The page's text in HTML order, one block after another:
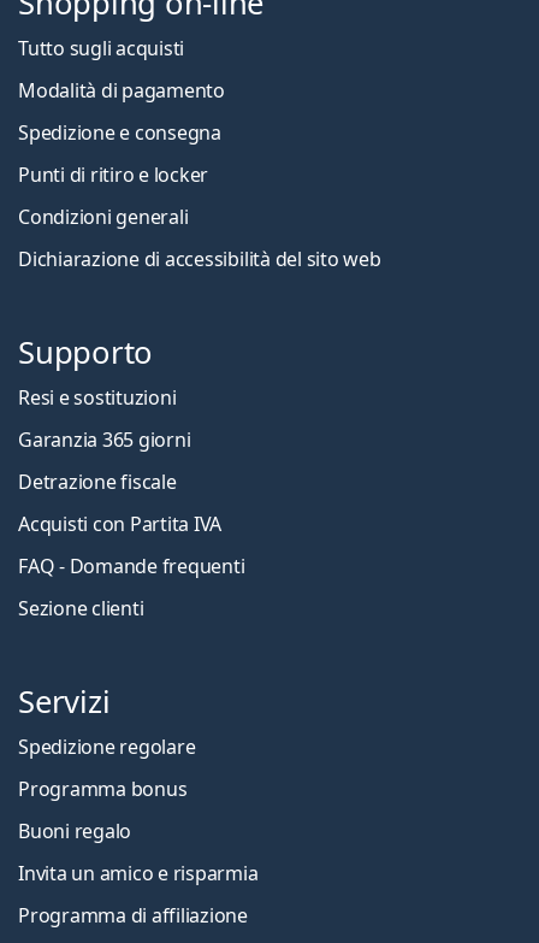
Tutto sugli acquisti
Modalità di pagamento
Spedizione e consegna
Punti di ritiro e locker
Condizioni generali
Dichiarazione di accessibilità del sito web
Supporto
Resi e sostituzioni
Garanzia 365 giorni
Detrazione fiscale
Acquisti con Partita IVA
FAQ - Domande frequenti
Sezione clienti
Servizi
Spedizione regolare
Programma bonus
Buoni regalo
Invita un amico e risparmia
Programma di affiliazione